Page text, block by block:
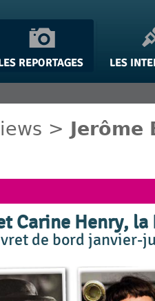
> Jerôme
Carine Henry, la
de bord janvier-